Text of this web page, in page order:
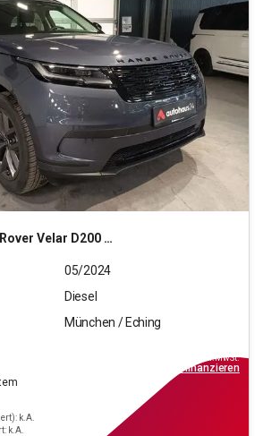
Velar D200 S Mild-Hybrid
05/2024
Diesel
München / Eching
k.A.
k.A.
inkl.MwSt.
finanzieren